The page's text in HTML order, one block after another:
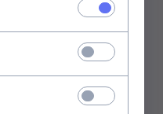
International Paper
Kwidzyn